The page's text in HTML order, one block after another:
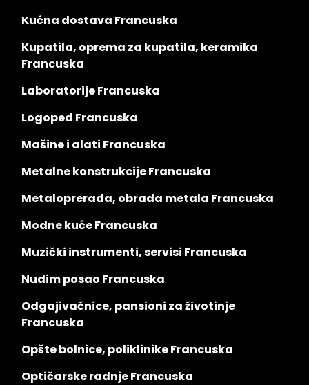
Kućna dostava Francuska
Kupatila, oprema za kupatila, keramika
Francuska
Laboratorije Francuska
Logoped Francuska
Mašine i alati Francuska
Metalne konstrukcije Francuska
Metaloprerada, obrada metala Francuska
Modne kuće Francuska
Muzički instrumenti, servisi Francuska
Nudim posao Francuska
Odgajivačnice, pansioni za životinje
Francuska
Opšte bolnice, poliklinike Francuska
Optičarske radnje Francuska